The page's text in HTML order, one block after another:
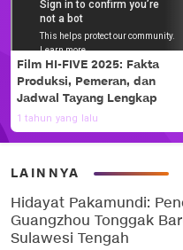
Film HI-FIVE 2025: Fakta
Produksi, Pemeran, dan
Jadwal Tayang Lengkap
1 tahun yang lalu
LAINNYA
Hidayat Pakamundi:
Guangzhou Tonggak
Sulawesi Tengah